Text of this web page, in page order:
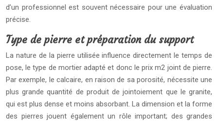
d’un professionnel est souvent nécessaire pour une évaluation
précise.
Type de pierre et préparation du support
La nature de la pierre utilisée influence directement le temps de
pose, le type de mortier adapté et donc le prix m2 joint de pierre.
Par exemple, le calcaire, en raison de sa porosité, nécessite une
plus grande quantité de produit de jointoiement que le granite,
qui est plus dense et moins absorbant. La dimension et la forme
des pierres jouent également un rôle important; des grandes